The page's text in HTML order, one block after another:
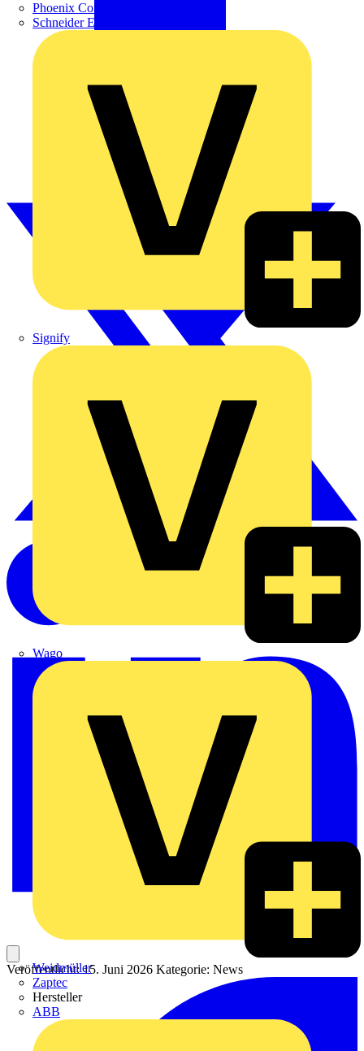
Phoenix Contact
Schneider Electric
Signify
Wago
Weidmüller
Zaptec
Hersteller
ABB
Veröffentlicht: 15. Juni 2026 Kategorie: News